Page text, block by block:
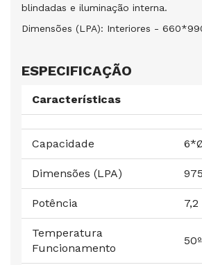
blindadas e iluminação interna.
Dimensões (LPA): Interiores -
ESPECIFICAÇÃO
Características
Capacidade
Dimensões (LPA)
Potência
Temperatura
Funcionamento